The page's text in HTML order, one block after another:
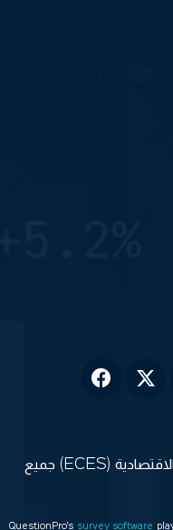
© 2026 - المركز المصري للدراسات الاقتصادية (ECES) جميع
QuestionPro’s survey software